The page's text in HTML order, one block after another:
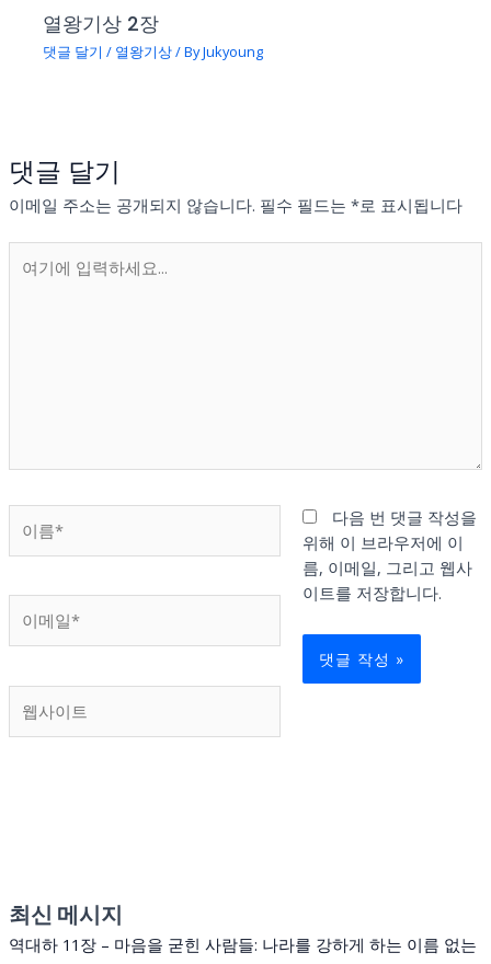
최신 메시지
역대하 11장 – 마음을 굳힌 사람들: 나라를 강하게 하는 이름 없는
열왕기상 2장
댓글 달기 / 열왕기상/ ByJukyoung
댓글 달기
이메일 주소는 공개되지 않습니다. 필수 필드는 *로 표시됩니다
*
다음 번 댓글 작성을
위해 이 브라우저에 이
름, 이메일, 그리고 웹사
이트를 저장합니다.